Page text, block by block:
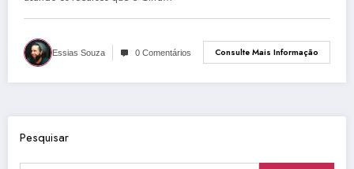
Essias Souza 0 Comentários Consulte Mais Informação
Pesquisar